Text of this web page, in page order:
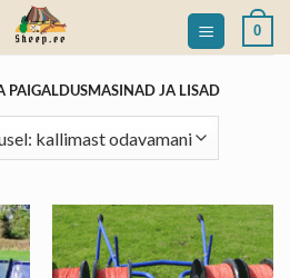
0
PAIGALDUSMASINAD JA LISAD